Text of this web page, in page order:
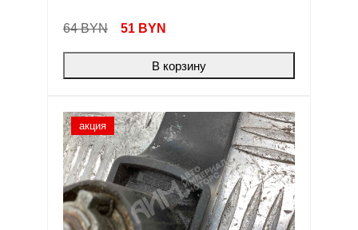
64 BYN 51 BYN
В корзину
акция